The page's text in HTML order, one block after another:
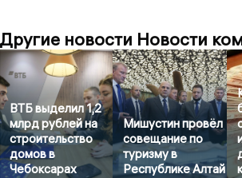
Другие новости Новости
ВТБ выделил 1,2
млрд рублей на
строительство
домов в
Чебоксарах
Мишустин провёл
совещание по
туризму в
Республике Алтай